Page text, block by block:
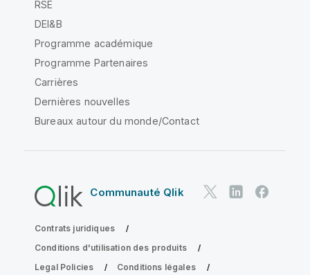
RSE
DEI&B
Programme académique
Programme Partenaires
Carrières
Dernières nouvelles
Bureaux autour du monde/Contact
Communauté Qlik
Contrats juridiques
Conditions d'utilisation des produits
Legal Policies
Conditions légales